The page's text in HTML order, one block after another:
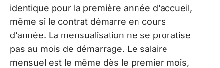
identique pour la première année d’accueil,
même si le contrat démarre en cours
d’année. La mensualisation ne se proratise
pas au mois de démarrage. Le salaire
mensuel est le même dès le premier mois,